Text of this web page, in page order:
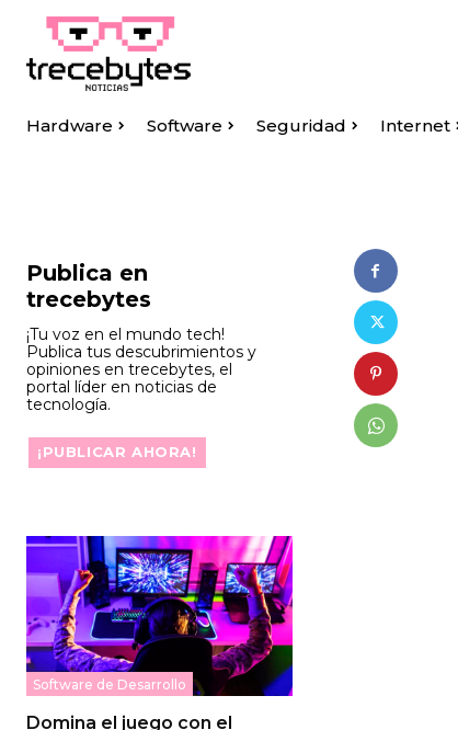
Hardware Software Seguridad Internet
Publica en
trecebytes
¡Tu voz en el mundo tech!
Publica tus descubrimientos y
opiniones en trecebytes, el
portal líder en noticias de
tecnología.
¡PUBLICAR AHORA!
Software de Desarrollo
Domina el juego con el